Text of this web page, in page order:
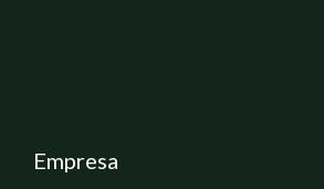
Empresa